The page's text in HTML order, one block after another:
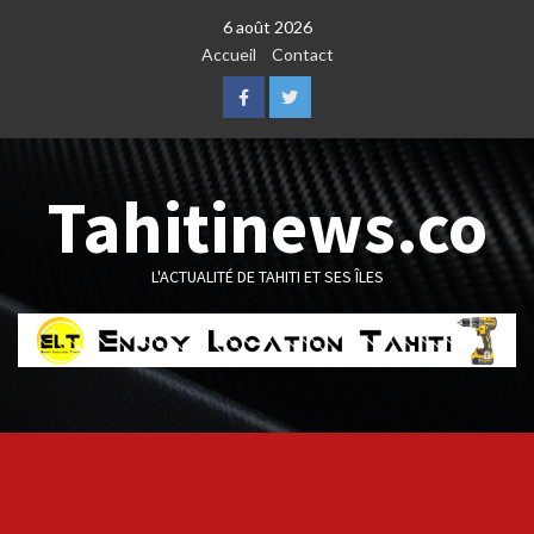
6 août 2026
Accueil
Contact
FacebookTwitter
Tahitinews.co
L'ACTUALITÉ DE TAHITI ET SES ÎLES